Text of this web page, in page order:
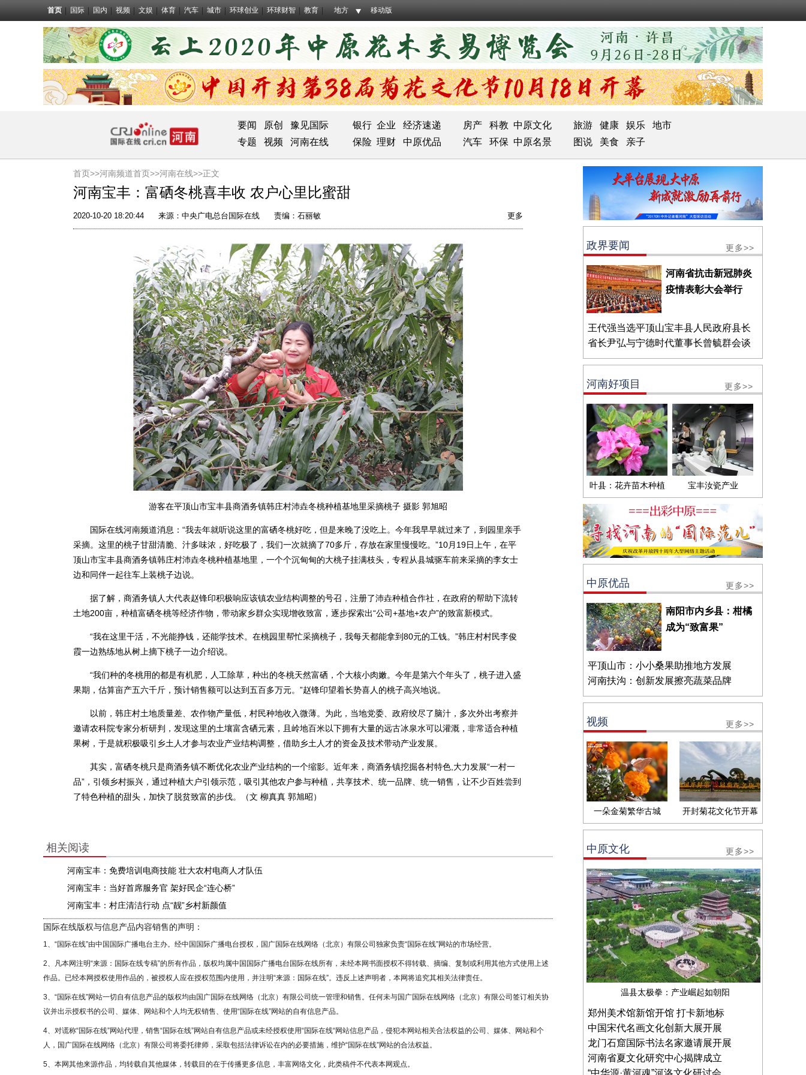
首页 国际 国内 视频 文娱 体育 汽车 城市 环球创业 环球财智 教育 地方 移动版
要闻 原创 豫见国际 银行 企业 经济速递 房产 科教 中原文化 旅游 健康 娱乐
地市
专题
视频 河南在线 保险 理财 中原优品 汽车 环保 中原名景 图说 美食 亲子
首页>>河南频道首页>>河南在线>>正文
河南宝丰：富硒冬桃喜丰收 农户心里比蜜甜
2020-10-20 18:20:44 来源： 中央广电总台国际在线 责编：石丽敏 更多
游客在平顶山市宝丰县商酒务镇韩庄村沛垚冬桃种植基地里采摘桃子 摄影 郭旭昭
国际在线河南频道消息：“我去年就听说这里的富硒冬桃好吃，但是来晚了没吃上。今年我早早就过来了，到园里亲手
采摘。这里的桃子甘甜清脆、汁多味浓，好吃极了，我们一次就摘了70多斤，存放在家里慢慢吃。”10月19日上午，在平
顶山市宝丰县商酒务镇韩庄村沛垚冬桃种植基地里，一个个沉甸甸的大桃子挂满枝头，专程从县城驱车前来采摘的李女士
边和同伴一起往车上装桃子边说。
据了解，商酒务镇人大代表赵锋印积极响应该镇农业结构调整的号召，注册了沛垚种植合作社，在政府的帮助下流转
土地200亩，种植富硒冬桃等经济作物，带动家乡群众实现增收致富，逐步探索出“公司+基地+农户”的致富新模式。
“我在这里干活，不光能挣钱，还能学技术。在桃园里帮忙采摘桃子，我每天都能拿到80元的工钱。”韩庄村村民李俊
霞一边熟练地从树上摘下桃子一边介绍说。
“我们种的冬桃用的都是有机肥，人工除草，种出的冬桃天然富硒，个大核小肉嫩。今年是第六个年头了，桃子进入盛
果期，估算亩产五六千斤，预计销售额可以达到五百多万元。”赵锋印望着长势喜人的桃子高兴地说。
以前，韩庄村土地质量差、农作物产量低，村民种地收入微薄。为此，当地党委、政府绞尽了脑汁，多次外出考察并
邀请农科院专家分析研判，发现这里的土壤富含硒元素，且岭地百米以下拥有大量的远古冰泉水可以灌溉，非常适合种植
果树，于是就积极吸引乡土人才参与农业产业结构调整，借助乡土人才的资金及技术带动产业发展。
其实，富硒冬桃只是商酒务镇不断优化农业产业结构的一个缩影。近年来，商酒务镇挖掘各村特色,大力发展“一村一
品”，引领乡村振兴，通过种植大户引领示范，吸引其他农户参与种植，共享技术、统一品牌、统一销售，让不少百姓尝到
了特色种植的甜头，加快了脱贫致富的步伐。（文 柳真真 郭旭昭）
相关阅读
河南宝丰：免费培训电商技能 壮大农村电商人才队伍
河南宝丰：当好首席服务官 架好民企“连心桥”
河南宝丰：村庄清洁行动 点“靓”乡村新颜值
国际在线版权与信息产品内容销售的声明：
1、“国际在线”由中国国际广播电台主办。经中国国际广播电台授权，国广国际在线网络（北京）有限公司独家负责“国际在线”网站的市场经营。
2、凡本网注明“来源：国际在线专稿”的所有作品，版权均属中国国际广播电台国际在线所有，未经本网书面授权不得转载、摘编、复制或利用其他方式使用上述
作品。已经本网授权使用作品的，被授权人应在授权范围内使用，并注明“来源：国际在线”。违反上述声明者，本网将追究其相关法律责任。
3、“国际在线”网站一切自有信息产品的版权均由国广国际在线网络（北京）有限公司统一管理和销售。任何未与国广国际在线网络（北京）有限公司签订相关协
议并出示授权书的公司、媒体、网站和个人均无权销售、使用“国际在线”网站的自有信息产品。
4、对谎称“国际在线”网站代理，销售“国际在线”网站自有信息产品或未经授权使用“国际在线“网站信息产品，侵犯本网站相关合法权益的公司、媒体、网站和个
人，国广国际在线网络（北京）有限公司将委托律师，采取包括法律诉讼在内的必要措施，维护“国际在线”网站的合法权益。
5、本网其他来源作品，均转载自其他媒体，转载目的在于传播更多信息，丰富网络文化，此类稿件不代表本网观点。
政界要闻 更多>>
河南省抗击新冠肺炎
疫情表彰大会举行
王代强当选平顶山宝丰县人民政府县长
省长尹弘与宁德时代董事长曾毓群会谈
河南好项目 更多>>
叶县：花卉苗木种植 宝丰汝瓷产业
中原优品 更多>>
南阳市内乡县：柑橘
成为“致富果”
平顶山市：小小桑果助推地方发展
河南扶沟：创新发展擦亮蔬菜品牌
视频 更多>>
一朵金菊繁华古城 开封菊花文化节开幕
中原文化 更多>>
温县太极拳：产业崛起如朝阳
郑州美术馆新馆开馆 打卡新地标
中国宋代名画文化创新大展开展
龙门石窟国际书法名家邀请展开展
河南省夏文化研究中心揭牌成立
“中华源·黄河魂”河洛文化研讨会